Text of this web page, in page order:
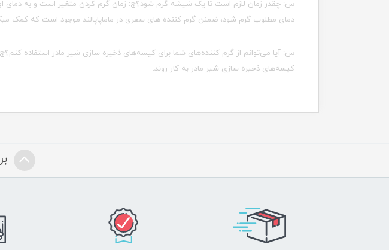
س: چقدر زمان لازم است تا یک شیشه گرم شود؟ج: زمان گرم کردن متغیر است و به دمای
دمای مطلوب گرم شود، ضمنن گرم کننده های سفری در ماماپاپالند موجود است که کمک
س: آیا می‌توانم از گرم کننده‌های شما برای کیسه‌های ذخیره سازی شیر مادر استفاده
کیسه‌های ذخیره سازی شیر مادر به کار روند.